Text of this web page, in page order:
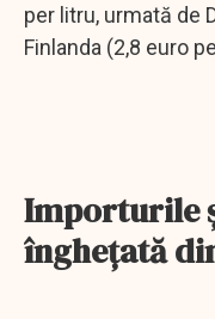
per litru, urmată de
Finlanda (2,8 euro
Importurile
înghețată